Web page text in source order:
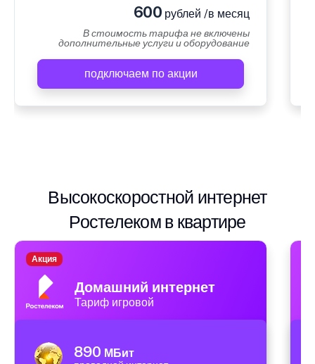
600 рублей /в месяц
В стоимость тарифа не включены
дополнительные услуги и оборудование
подключаем по акции
Высокоскоростной интернет
Ростелеком в квартире
Домашний интернет
Тариф игровой
Акция
890 МБит